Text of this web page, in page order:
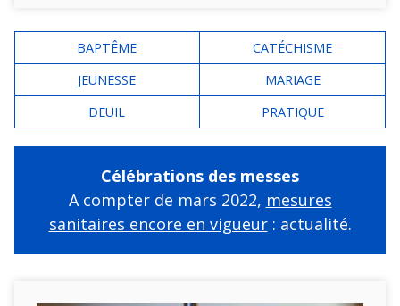
BAPTÊME
CATÉCHISME
JEUNESSE
MARIAGE
DEUIL
PRATIQUE
Célébrations des messes
A compter de mars 2022, mesures
sanitaires encore en vigueur: actualité.